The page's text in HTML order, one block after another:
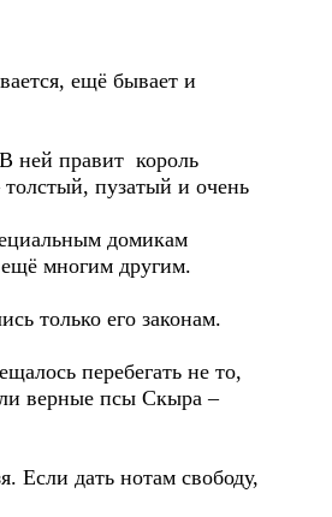
ещё бывает и
ней правит король
пузатый и очень
домикам
многим другим.
только его законам.
перебегать не то,
верные псы Скыра –
Если дать нотам свободу,